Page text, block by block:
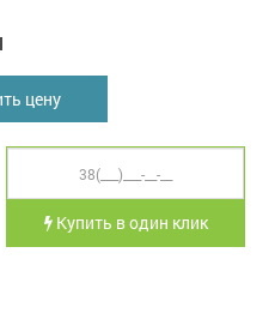
цену
Купить в один клик